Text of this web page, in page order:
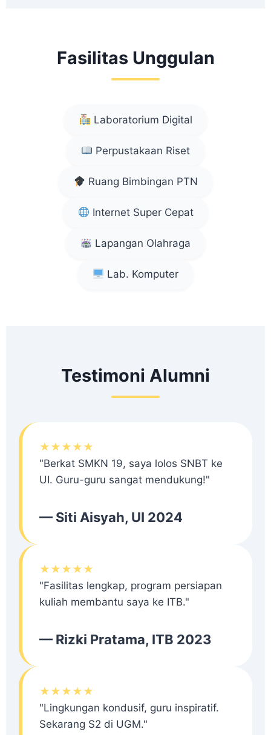
Fasilitas Unggulan
Laboratorium Digital
Perpustakaan Riset
Ruang Bimbingan PTN
Internet Super Cepat
Lapangan Olahraga
Lab. Komputer
Testimoni Alumni
★★★★★
"Berkat SMKN 19, saya lolos SNBT ke
UI. Guru-guru sangat mendukung!"
— Siti Aisyah, UI 2024
★★★★★
"Fasilitas lengkap, program persiapan
kuliah membantu saya ke ITB."
— Rizki Pratama, ITB 2023
★★★★★
"Lingkungan kondusif, guru inspiratif.
Sekarang S2 di UGM."